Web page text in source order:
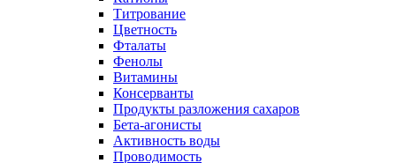
Титрование
Цветность
Фталаты
Фенолы
Витамины
Консерванты
Продукты разложения сахаров
Бета-агонисты
Активность воды
Проводимость